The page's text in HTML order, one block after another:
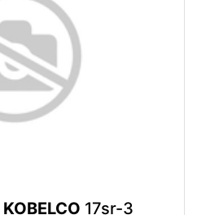
KOBELCO 17sr-3